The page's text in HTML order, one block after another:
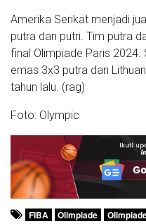
Amerika Serikat menjadi
putra dan putri. Tim putra
final Olimpiade Paris 2024.
emas 3x3 putra dan
tahun lalu. (rag)
Foto: Olympic
FIBA Olimpiade